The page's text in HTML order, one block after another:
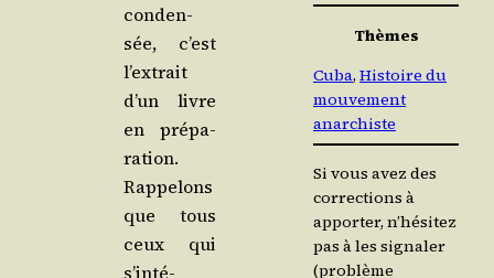
conden­
sée, c’est
l’ex­trait
d’un livre
en pré­pa­
ra­tion.
Rap­pe­lons
que tous
ceux qui
s’in­té­
Thèmes
Cuba, Histoire du
mouvement
anarchiste
Si vous avez des
corrections à
apporter, n’hésitez
pas à les signaler
(problème